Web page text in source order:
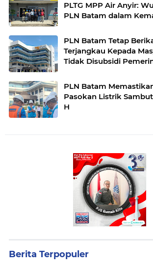
PLTG MPP Air Anyir:
PLN Batam dalam
PLN Batam Tetap
Terjangkau Kepada
Tidak Disubsidi
PLN Batam
Pasokan Listrik
H
Berita Terpopuler